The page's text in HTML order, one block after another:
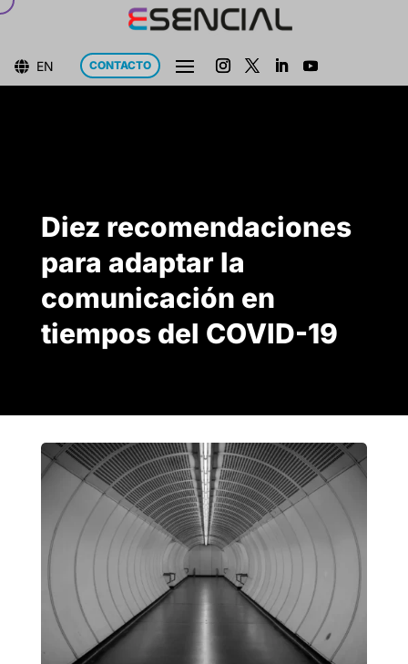
 EN CONTACTO
Diez recomendaciones
para adaptar la
comunicación en
tiempos del COVID-19